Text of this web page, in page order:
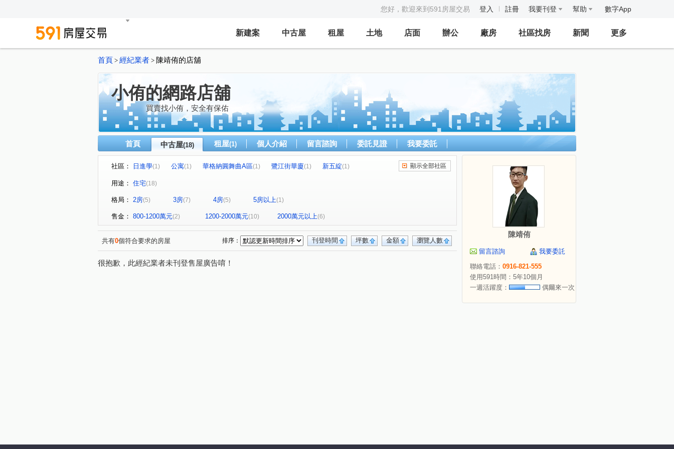
您好，歡迎來到591房屋交易 登入 註冊 我要刊登 幫助 數字App
新建案 中古屋 租屋 土地 店面 辦公 廠房 社區找房 新聞 更多
首頁 > 經紀業者 > 陳靖侑的店舖
小侑的網路店舖
買賣找小侑，安全有保佑
首頁 中古屋(18) 租屋(1) 個人介紹 留言諮詢 委託見證 我要委託
社區： 日進學(1) 公寓(1) 華格納圓舞曲A區(1) 鷺江街華廈(1) 新五綻(1)
長虹天馥
忠孝東路五段 (1) (1) 鷺江街 (1) 新五路三段
重陽路三段(1) (1) 仁愛街(1) 民享街(1) 中正路(1)
凌雲路一段(1) 長榮路(1) 前港街(1)
顯示全部社區
用途： 住宅(18)
格局： 2房(5) 3房(7) 4房(5) 5房以上(1)
售金： 800-1200萬元(2) 1200-2000萬元(10) 2000萬元以上(6)
共有0個符合要求的房屋 瀏覽人數
金額
坪數
刊登時間
排序：
很抱歉，此經紀業者未刊登售屋廣告唷！
陳靖侑
留言諮詢
我要委託
聯絡電話： 0916-821-555
使用591時間：5年10個月
一週活躍度：
偶爾來一次